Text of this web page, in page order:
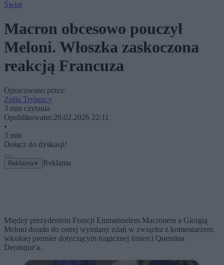
Świat
Macron obcesowo pouczył
Meloni. Włoszka zaskoczona
reakcją Francuza
Opracowano przez:
Zofia Tryburcy
3 min czytania
Opublikowano:20.02.2026 22:11
•
3 min
Dołącz do dyskusji!
Reklama ✕ Reklama
Między prezydentem Francji Emmanuelem Macronem a Giorgią
Meloni doszło do ostrej wymiany zdań w związku z komentarzem
włoskiej premier dotyczącym tragicznej śmierci Quentina
Deranque'a.